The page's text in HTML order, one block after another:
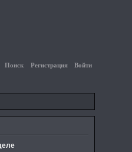
Поиск Регистрация Войти